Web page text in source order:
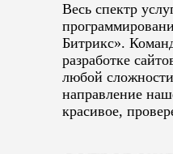
Весь спектр
Битрикс».
разработке
любой
направление
красивое,